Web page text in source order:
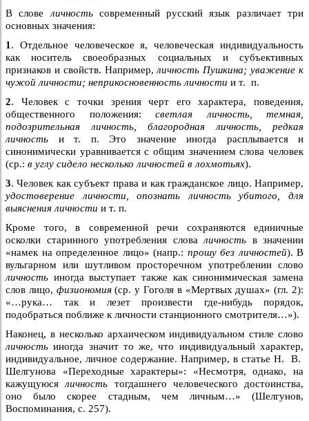
В слове личностьсовременный русский язык различает три
основных значения:
1 . Отдельное человеческое я, человеческая индивидуальность
как носитель своеобразных социальных и субъективных
признаков и свойств. Например,личность Пушкина; уважение к
чужой личности; неприкосновенность личности и т. п.
2. Человек с точки зрения черт его характера, поведения,
общественного положения: светлая личность, темная,
подозрительная личность, благородная личность, редкая
личность и т. п. Это значение иногда расплывается и
синонимически уравнивается с общим значением слова человек
(ср.: в углу сидело несколько личностей в лохмотьях).
3. Человек как субъект права и как гражданское лицо. Например,
удостоверение личности, опознать личность убитого, для
выяснения личности и т. п.
Кроме того, в современной речи сохраняются единичные
осколки старинного употребления слова личность в значении
«намек на определенное лицо» (напр.: прошу без личностей). В
вульгарном или шутливом просторечном употреблении слово
личность иногда выступает также как синонимическая замена
слов лицо, физиономия(ср. у Гоголя в «Мертвых душах» (гл. 2):
«…рука… так и лезет произвести где-нибудь порядок,
подобраться поближе к личности станционного смотрителя…»).
Наконец, в несколько архаическом индивидуальном стиле слово
личность иногда значит то же, что индивидуальный характер,
индивидуальное, личное содержание. Например, в статье Н. В.
Шелгунова «Переходные характеры»: «Несмотря, однако, на
кажущуюсяличность тогдашнего человеческого достоинства,
оно было скорее стадным, чем личным…» (Шелгунов,
Воспоминания, с. 257).